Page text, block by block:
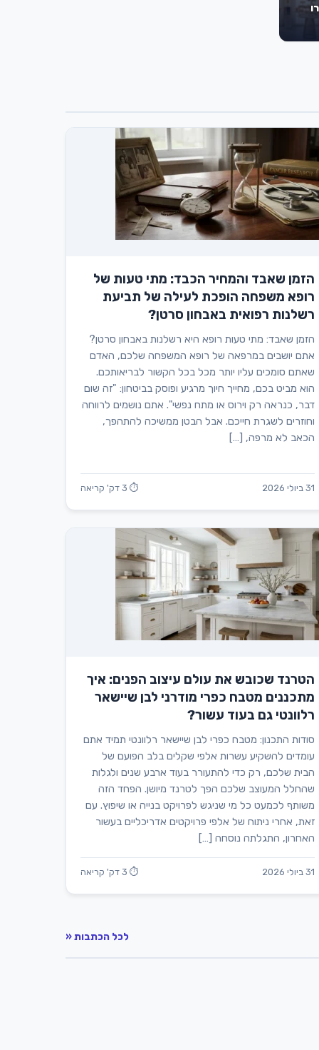
הזמן שאבד והמחיר הכבד: מתי טעות של
רופא משפחה הופכת לעילה של תביעת
רשלנות רפואית באבחון סרטן?
הזמן שאבד: מתי טעות רופא היא רשלנות באבחון סרטן?
אתם יושבים במרפאה של רופא המשפחה שלכם, האדם
שאתם סומכים עליו יותר מכל בכל הקשור לבריאותכם.
הוא מביט בכם, מחייך חיוך מרגיע ופוסק בביטחון: "זה שום
דבר, כנראה רק וירוס או מתח נפשי". אתם נושמים לרווחה
וחוזרים לשגרת חייכם. אבל הבטן ממשיכה להתהפך,
הכאב לא מרפה, […]
31 ביולי 2026 ⏱ 3 דק' קריאה
הטרנד שכובש את עולם עיצוב הפנים: איך
מתכננים מטבח כפרי מודרני לבן שיישאר
רלוונטי גם בעוד עשור?
סודות התכנון: מטבח כפרי לבן שיישאר רלוונטי תמיד אתם
עומדים להשקיע עשרות אלפי שקלים בלב הפועם של
הבית שלכם, רק כדי להתעורר בעוד ארבע שנים ולגלות
שהחלל המעוצב שלכם הפך לטרנד מיושן. הפחד הזה
משותף לכמעט כל מי שניגש לפרויקט בנייה או שיפוץ. עם
זאת, אחרי ניתוח של אלפי פרויקטים אדריכליים בעשור
האחרון, התגלתה נוסחה […]
31 ביולי 2026 ⏱ 3 דק' קריאה
לכל הכתבות «